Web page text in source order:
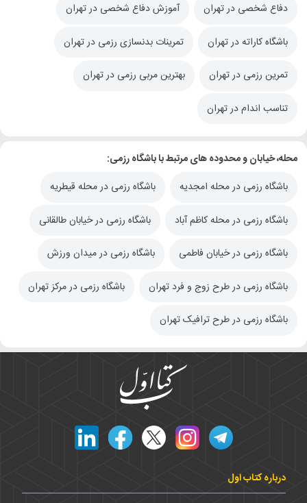
دفاع شخصی در تهران آموزش دفاع شخصی در تهران
باشگاه کاراته در تهران تمرینات بدنسازی رزمی در تهران
تمرین رزمی در تهران بهترین مربی رزمی در تهران
تناسب اندام در تهران
محله، خیابان و محدوده های مرتبط با باشگاه رزمی:
باشگاه رزمی در محله امجدیه
باشگاه رزمی در محله قیطریه
باشگاه رزمی در محله کاظم آباد باشگاه رزمی در خیابان طالقانی
باشگاه رزمی در خیابان فاطمی باشگاه رزمی در میدان ورزش
باشگاه رزمی در طرح زوج و فرد تهران باشگاه رزمی در مرکز تهران
باشگاه رزمی در طرح ترافیک تهران
درباره کتاب اول